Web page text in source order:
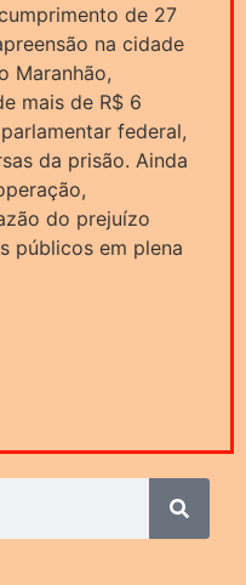
de 27
na cidade
Maranhão,
mais de R$ 6
federal,
da prisão. Ainda
do prejuízo
públicos em plena